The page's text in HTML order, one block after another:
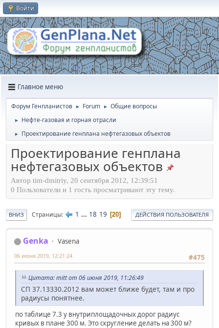
Войти
Главное меню
Форум Генпланистов ► Forum ► Общие вопросы
► Нефте-газовая и горная отрасли
► Проектирование генплана нефтегазовых объектов
Проектирование генплана
нефтегазовых объектов
Автор tim-dmitriy, 20 сентября 2012, 12:39:51
0 Пользователи и 1 гость просматривают эту тему.
ВНИЗ Страницы 1 ... 18 19 20 ДЕЙСТВИЯ ПОЛЬЗОВАТЕЛЯ
Genka
Vasena
#475
06 июня 2019, 12:21:24
Цитата: mitt от 06 июня 2019, 11:26:49
СП 37.13330.2012 вам может ближе будет, там и про
радиусы понятнее.
по таблице 7.3 у внутриплощадочных дорог радиус
кривых в плане 300 м. Это скругление делать на 300 м?